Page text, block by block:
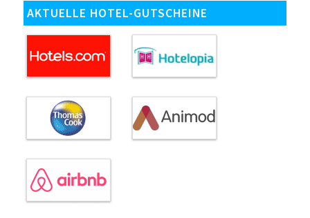
AKTUELLE HOTEL-GUTSCHEINE